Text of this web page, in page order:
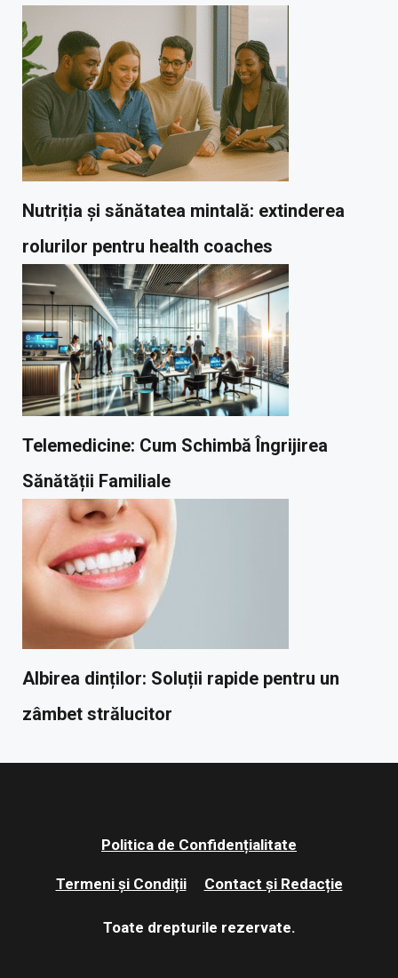
Nutriția și sănătatea mintală: extinderea
rolurilor pentru health coaches
Telemedicine: Cum Schimbă Îngrijirea
Sănătății Familiale
Albirea dinților: Soluții rapide pentru un
zâmbet strălucitor
Politica de Confidențialitate
Termeni și Condiții Contact și Redacție
Toate drepturile rezervate.